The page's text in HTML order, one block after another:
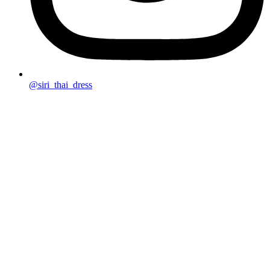
@siri_thai_dress